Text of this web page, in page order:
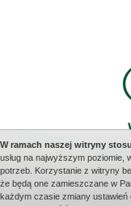
Copyright © 2026
W ramach naszej witryny
usług na najwyższym poziomie,
potrzeb. Korzystanie z witryny
że będą one zamieszczane w
każdym czasie zmiany ustawień